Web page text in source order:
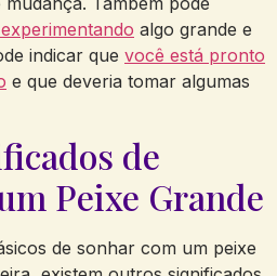
algo grande e
indicar que você está pronto
e que deveria tomar algumas
de
Peixe Grande
de sonhar com um peixe